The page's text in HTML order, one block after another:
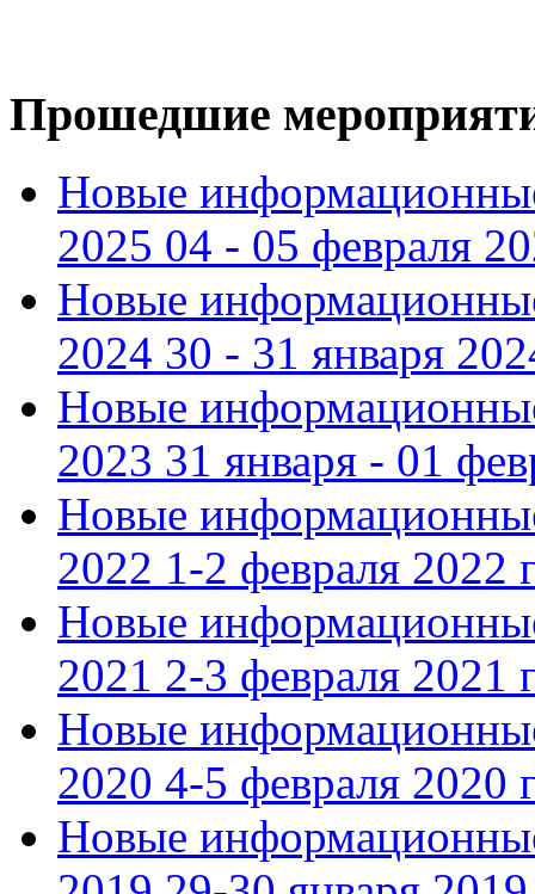
Прошедшие
Новые
2025 04 - 05 февраля
Новые
2024 30 - 31 января
Новые
2023 31 января - 01
Новые
2022 1-2 февраля 2022
Новые
2021 2-3 февраля 2021
Новые
2020 4-5 февраля 2020
Новые